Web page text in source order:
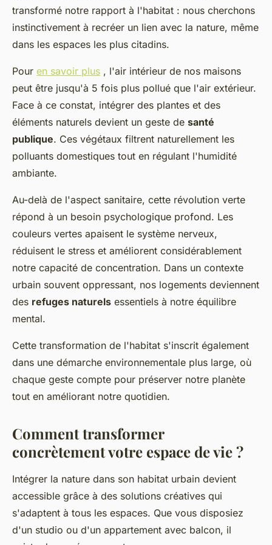
transformé notre rapport à l'habitat : nous cherchons
instinctivement à recréer un lien avec la nature, même
dans les espaces les plus citadins.
Pour en savoir plus , l'air intérieur de nos maisons
peut être jusqu'à 5 fois plus pollué que l'air extérieur.
Face à ce constat, intégrer des plantes et des
éléments naturels devient un geste de santé
publique. Ces végétaux filtrent naturellement les
polluants domestiques tout en régulant l'humidité
ambiante.
Au-delà de l'aspect sanitaire, cette révolution verte
répond à un besoin psychologique profond. Les
couleurs vertes apaisent le système nerveux,
réduisent le stress et améliorent considérablement
notre capacité de concentration. Dans un contexte
urbain souvent oppressant, nos logements deviennent
des refuges naturels essentiels à notre équilibre
mental.
Cette transformation de l'habitat s'inscrit également
dans une démarche environnementale plus large, où
chaque geste compte pour préserver notre planète
tout en améliorant notre quotidien.
Comment transformer
concrètement votre espace de vie ?
Intégrer la nature dans son habitat urbain devient
accessible grâce à des solutions créatives qui
s'adaptent à tous les espaces. Que vous disposiez
d'un studio ou d'un appartement avec balcon, il